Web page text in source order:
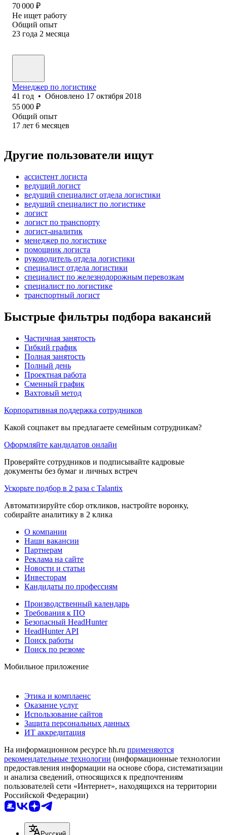
70 000 ₽
Не ищет работу
Общий опыт
23 года 2 месяца
Менеджер по логистике
41 год • Обновлено 17 октября 2018
55 000 ₽
Общий опыт
17 лет 6 месяцев
Другие пользователи ищут
ассистент логиста
ведущий логист
ведущий специалист отдела логистики
ведущий специалист по логистике
логист
логист по транспорту
логист-аналитик
менеджер по логистике
помощник логиста
руководитель отдела логистики
специалист отдела логистики
специалист по железнодорожным перевозкам
специалист по логистике
транспортный логист
Быстрые фильтры подбора вакансий
Частичная занятость
Гибкий график
Полная занятость
Полный день
Проектная работа
Сменный график
Вахтовый метод
Корпоративная поддержка сотрудников
Какой соцпакет вы предлагаете семейным сотрудникам?
Оформляйте кандидатов онлайн
Проверяйте сотрудников и подписывайте кадровые
документы без бумаг и личных встреч
Ускорьте подбор в 2 раза с Talantix
Автоматизируйте сбор откликов, настройте воронку,
собирайте аналитику в 2 клика
О компании
Наши вакансии
Партнерам
Реклама на сайте
Новости и статьи
Инвесторам
Кандидаты по профессиям
Производственный календарь
Требования к ПО
Безопасный HeadHunter
HeadHunter API
Поиск работы
Поиск по резюме
Мобильное приложение
Этика и комплаенс
Оказание услуг
Использование сайтов
Защита персональных данных
ИТ аккредитация
На информационном ресурсе hh.ru применяются
рекомендательные технологии (информационные технологии
предоставления информации на основе сбора, систематизации
и анализа сведений, относящихся к предпочтениям
пользователей сети «Интернет», находящихся на территории
Российской Федерации)
Русский